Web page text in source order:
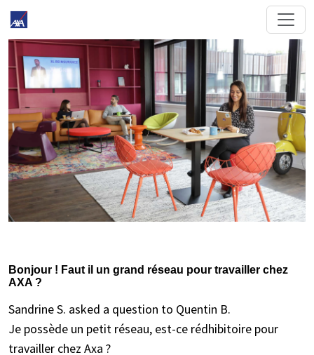
Bonjour ! Faut il un grand réseau pour travailler chez
AXA ?
Sandrine S. asked a question to Quentin B.
Je possède un petit réseau, est-ce rédhibitoire pour
travailler chez Axa ?